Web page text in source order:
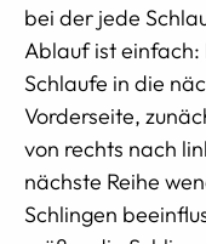
bei der jede
Ablauf ist einfach:
Schlaufe in die
Vorderseite,
von rechts nach
nächste Reihe
Schlingen